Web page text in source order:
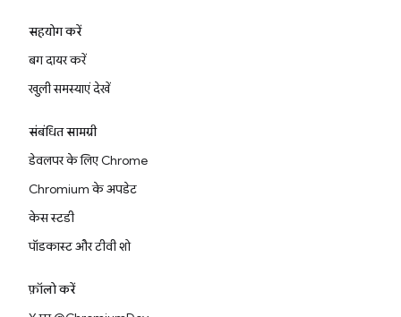
सहयोग करें
बग दायर करें
खुली समस्याएं देखें
संबंधित सामग्री
डेवलपर के लिए Chrome
Chromium के अपडेट
केस स्टडी
पॉडकास्ट और टीवी शो
फ़ॉलो करें